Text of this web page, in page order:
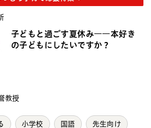
子どもと過ごす夏休み――本好き
の子どもにしたいですか？
教授
小学校 国語 先生向け